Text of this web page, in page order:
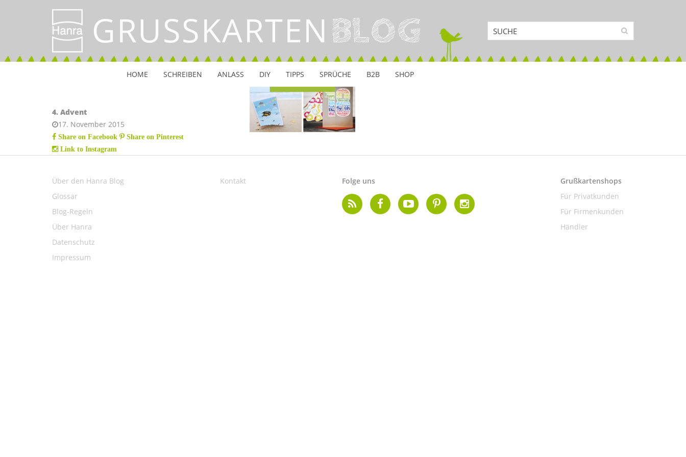
GRUSSKARTEN BLOG
HOME SCHREIBEN ANLASS DIY TIPPS SPRÜCHE B2B SHOP
4. Advent
17. November 2015
Share on Facebook
Share on Pinterest
Link to Instagram
Über den Hanra Blog
Glossar
Blog-Regeln
Über Hanra
Datenschutz
Impressum
Kontakt Folge uns
Grußkartenshops
Für Privatkunden
Für Firmenkunden
Händler